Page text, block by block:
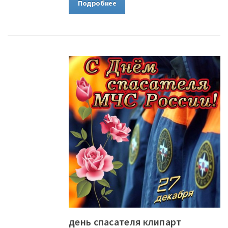
Подробнее
день спасателя клипарт